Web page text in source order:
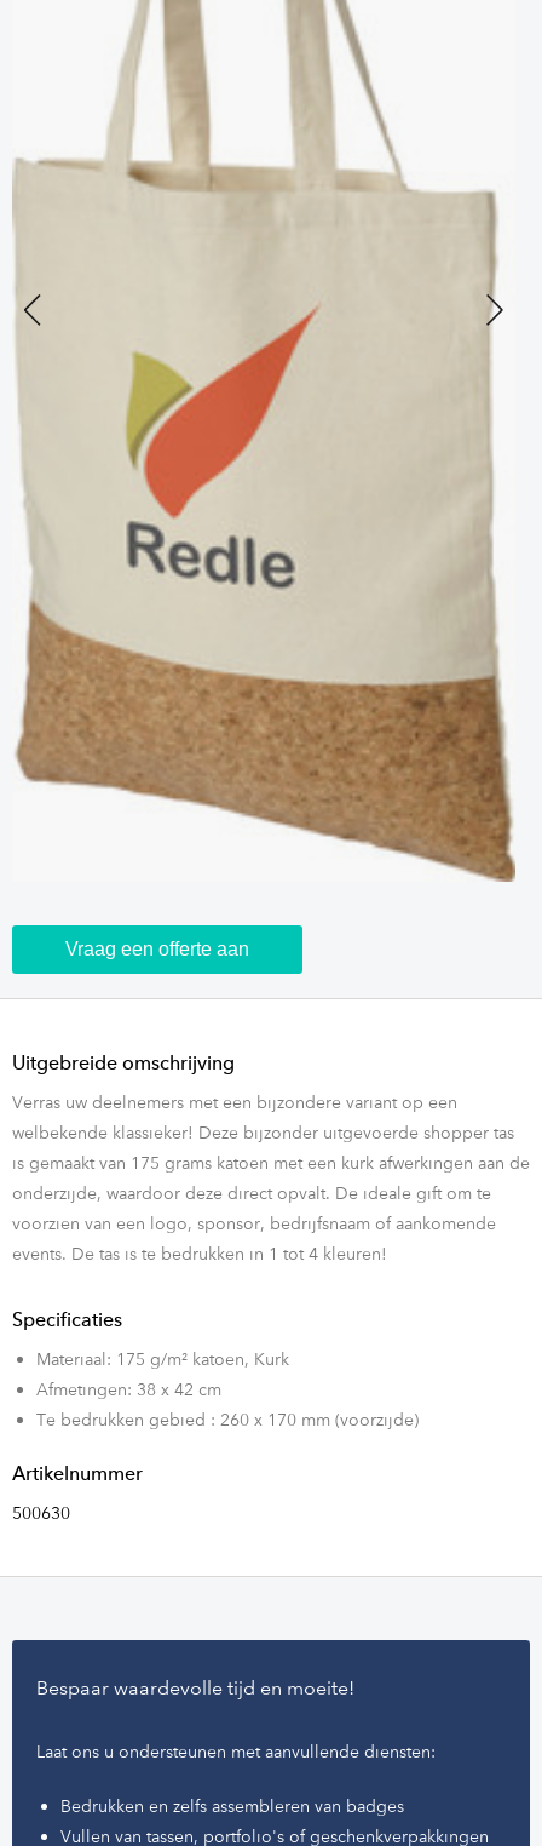
Vraag een offerte aan
Uitgebreide omschrijving
Verras uw deelnemers met een bijzondere variant op een
welbekende klassieker! Deze bijzonder uitgevoerde shopper tas
is gemaakt van 175 grams katoen met een kurk afwerkingen aan de
onderzijde, waardoor deze direct opvalt. De ideale gift om te
voorzien van een logo, sponsor, bedrijfsnaam of aankomende
events. De tas is te bedrukken in 1 tot 4 kleuren!
Specificaties
Materiaal: 175 g/m² katoen, Kurk
Afmetingen: 38 x 42 cm
Te bedrukken gebied : 260 x 170 mm (voorzijde)
Artikelnummer
500630
Bespaar waardevolle tijd en moeite!
Laat ons u ondersteunen met aanvullende diensten:
Bedrukken en zelfs assembleren van badges
Vullen van tassen, portfolio's of geschenkverpakkingen